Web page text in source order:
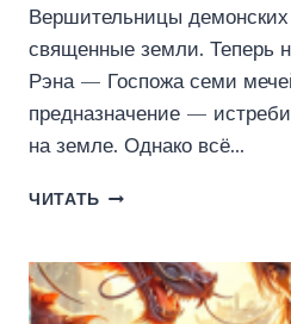
Вершительницы демонских
священные земли. Теперь
Рэна — Госпожа семи
предназначение —
на земле. Однако всё…
ЧИТАТЬ ГОСПОЖА
(ЖЕНЯ
СТАЛБЕРГ)